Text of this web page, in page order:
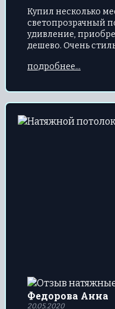
Купил несколько
светопрозрачный
удивление,
дешево. Очень
подробнее...
Федорова Анна
20.05.2020